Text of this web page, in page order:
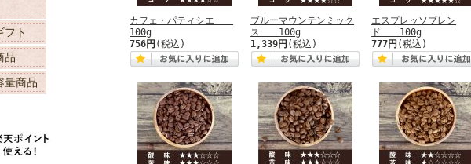
フト
品
量商品
カフェ・パティシエ
100g
756円 (税込)
ブルーマウンテンミック
ス 100g
1,339円 (税込)
エスプレッソブレン
ド 100g
777円 (税込)